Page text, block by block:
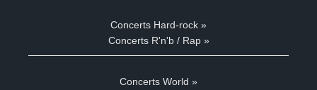
Concerts Hard-rock »
Concerts R'n'b / Rap »
Concerts World »